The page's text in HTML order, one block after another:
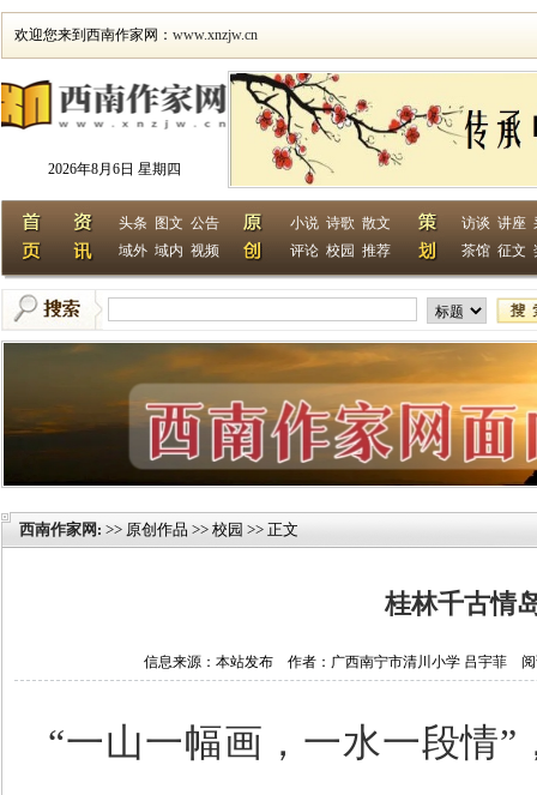
欢迎您来到西南作家网： www.xnzjw.cn
2026年8月6日 星期四
头条 图文 公告
域外 域内 视频
小说 诗歌 散文
评论 校园 推荐
访谈 讲座
茶馆 征文
西南作家网 : >> 原创作品 >> 校园 >> 正文
桂林千古情
信息来源：本站发布 作者：广西南宁市清川小学 吕宇菲 阅
“一山一幅画，一水一段情